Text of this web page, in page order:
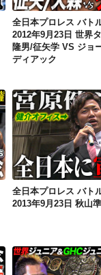
全日本プロレス バト
2012年9月23日 世界
隆男/征矢学 VS ジョ
ディアック
全日本プロレス バト
2013年9月23日 秋山